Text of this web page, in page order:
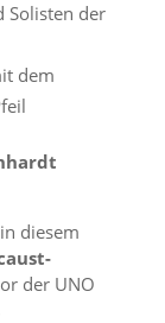
Solisten der
dem
diesem
der UNO